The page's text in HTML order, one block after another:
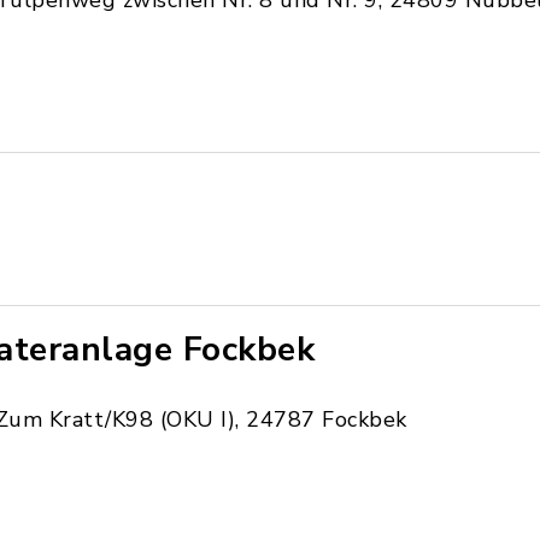
Fockbek
Kratt/K98 (OKU I), 24787 Fockbek